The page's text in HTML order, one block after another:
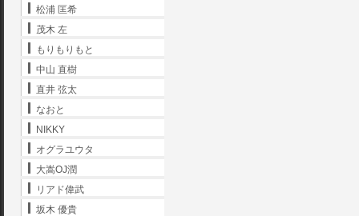
松浦 匡希
茂木 左
もりもりもと
中山 直樹
直井 弦太
なおと
NIKKY
オグラユウタ
大嵩OJ潤
リアド偉武
坂木 優貴